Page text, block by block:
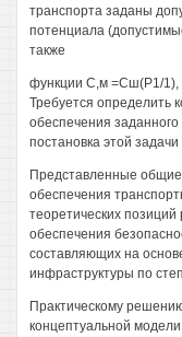
транспорта заданы
потенциала
также
функции С,м =Сш(Р1/
Требуется определить
обеспечения
постановка этой
Представленные
обеспечения
теоретических
обеспечения
составляющих на
инфраструктуры по
Практическому
концептуальной